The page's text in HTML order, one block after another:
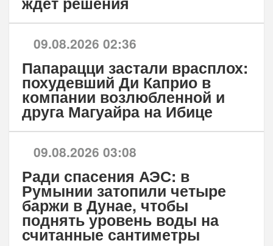
09.08.2026 02:36
Папарацци застали врасплох:
похудевший Ди Каприо в
компании возлюбленной и
друга Магуайра на Ибице
09.08.2026 03:08
Ради спасения АЭС: в
Румынии затопили четыре
баржи в Дунае, чтобы
поднять уровень воды на
считанные сантиметры